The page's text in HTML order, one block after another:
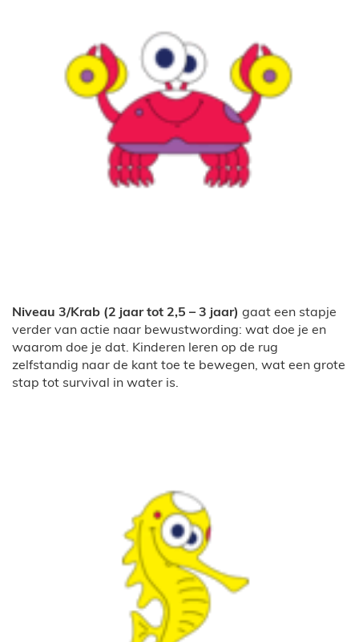
Niveau 3/Krab (2 jaar tot 2,5 – 3 jaar) gaat een stapje
verder van actie naar bewustwording: wat doe je en
waarom doe je dat. Kinderen leren op de rug
zelfstandig naar de kant toe te bewegen, wat een grote
stap tot survival in water is.